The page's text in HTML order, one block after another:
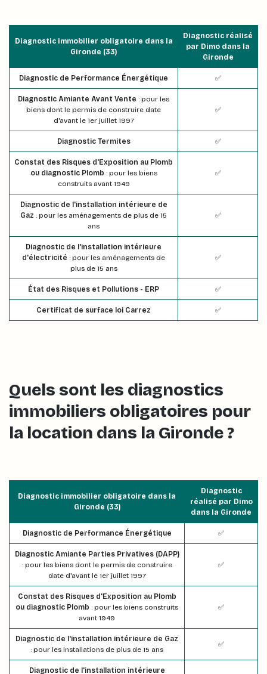
Diagnostic immobilier obligatoire dans la
Gironde (33)
Diagnostic réalisé
par Dimo dans la
Gironde
Diagnostic de Performance Énergétique ✅
Diagnostic Amiante Avant Vente : pour les
biens dont le permis de construire date
d'avant le 1er juillet 1997
✅
Diagnostic Termites ✅
Constat des Risques d'Exposition au Plomb
ou diagnostic Plomb : pour les biens
construits avant 1949
✅
Diagnostic de l'installation intérieure de
Gaz : pour les aménagements de plus de 15
ans
✅
Diagnostic de l'installation intérieure
d'électricité : pour les aménagements de
plus de 15 ans
✅
État des Risques et Pollutions - ERP ✅
Certificat de surface loi Carrez ✅
Quels sont les diagnostics
immobiliers obligatoires pour
la location dans la Gironde ?
Diagnostic immobilier obligatoire dans la
Gironde (33)
Diagnostic
réalisé par Dimo
dans la Gironde
Diagnostic de Performance Énergétique ✅
Diagnostic Amiante Parties Privatives (DAPP)
: pour les biens dont le permis de construire
date d'avant le 1er juillet 1997
✅
Constat des Risques d'Exposition au Plomb
ou diagnostic Plomb : pour les biens construits
avant 1949
✅
Diagnostic de l'installation intérieure de Gaz
: pour les installations de plus de 15 ans
✅
Diagnostic de l'installation intérieure